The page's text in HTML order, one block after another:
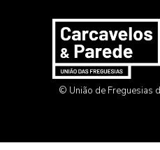
© União de Freguesias